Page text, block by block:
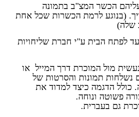
הכשר המצ"ב בתמונה
(בנוגע לרמת הכשרות שכל אחת
שלה)
לפתח הבית ע"י חברת שליחויות
מול המוכרת דרך המייל או
נשלחות תמונות והסרטות של
כולל הדגמה כיצד למדוד את
פשוטה ונוחה.
גם בעברית.